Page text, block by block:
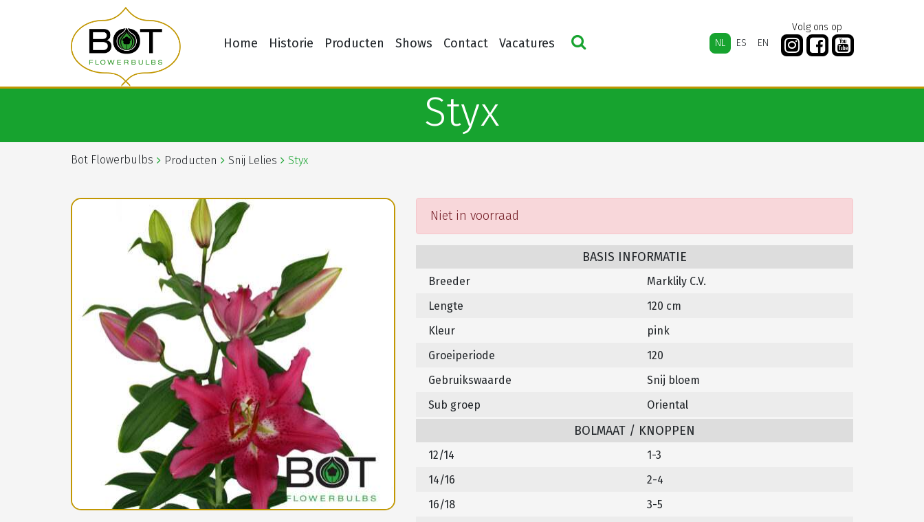
Home Historie Producten Shows Contact Vacatures NL ES EN
Volg ons op
Styx
Bot Flowerbulbs Producten Snij Lelies Styx
Niet in voorraad
BASIS INFORMATIE
Breeder
Marklily C.V.
Lengte
120 cm
Kleur
pink
Groeiperiode
120
Gebruikswaarde
Snij bloem
Sub groep
Oriental
BOLMAAT / KNOPPEN
12/14
1-3
14/16
2-4
16/18
3-5